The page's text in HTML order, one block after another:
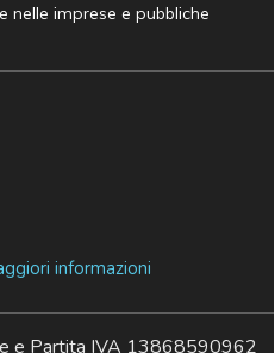
imprese e pubbliche
informazioni
e Partita IVA 13868590962